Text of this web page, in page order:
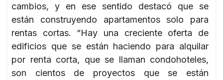
cambios, y en ese sentido destacó que se
están construyendo apartamentos solo para
rentas cortas. “Hay una creciente oferta de
edificios que se están haciendo para alquilar
por renta corta, que se llaman condohoteles,
son cientos de proyectos que se están